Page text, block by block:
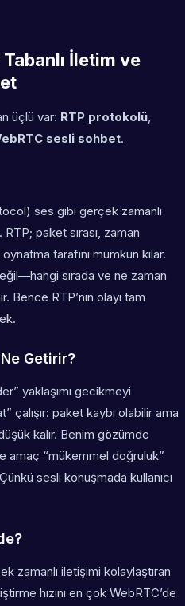
İletim ve
üçlü var: RTP protokolü,
sesli sohbet.
ses gibi gerçek zamanlı
RTP; paket sırası, zaman
tarafını mümkün kılar.
hangi sırada ve ne zaman
Bence RTP’nin olayı tam
Getirir?
yaklaşımı gecikmeyi
çalışır: paket kaybı olabilir ama
kalır. Benim gözümde
amaç “mükemmel doğruluk”
sesli konuşmada kullanıcı
zamanlı iletişimi kolaylaştıran
hızını en çok WebRTC’de